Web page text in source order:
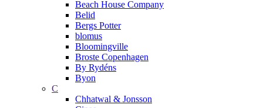
Beach House Company
Belid
Bergs Potter
blomus
Bloomingville
Broste Copenhagen
By Rydéns
Byon
C
Chhatwal & Jonsson